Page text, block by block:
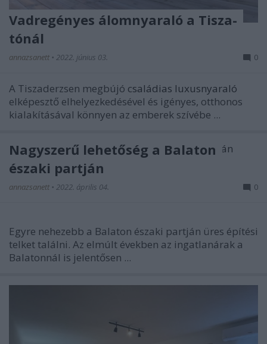
Vadregényes álomnyaraló a Tisza-
tónál
annazsanett • 2022. június 03. 0
A Tiszaderzsen megbújó családias luxusnyaraló
elképesztő elhelyezkedésével és igényes, otthonos
kialakításával könnyen az emberek szívébe ...
Nagyszerű lehetőség a Balaton
északi partján
annazsanett • 2022. április 04. 0
Egyre nehezebb a Balaton északi partján üres építési
telket találni. Az elmúlt években az ingatlanárak a
Balatonnál is jelentősen ...